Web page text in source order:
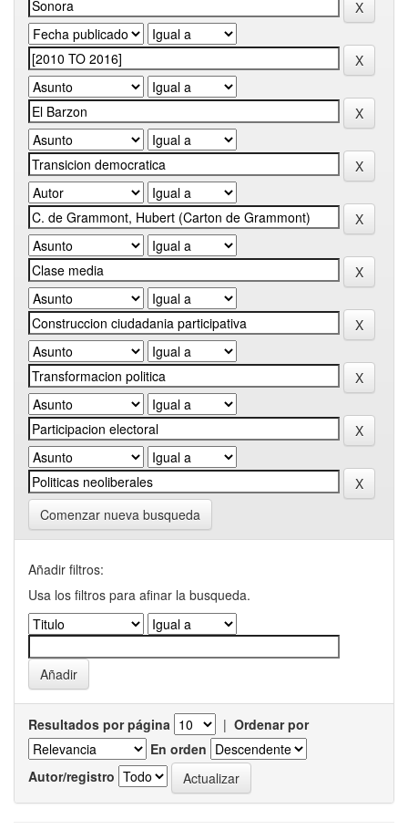
Comenzar nueva busqueda
Añadir filtros:
Usa los filtros para afinar la busqueda.
Resultados por página | Ordenar por
En orden
Autor/registro